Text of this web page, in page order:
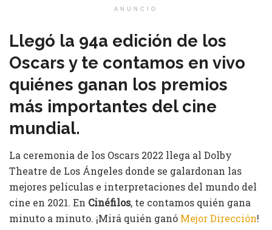
ANUNCIO
Llegó la 94a edición de los
Oscars y te contamos en vivo
quiénes ganan los premios
más importantes del cine
mundial.
La ceremonia de los Oscars 2022 llega al Dolby
Theatre de Los Ángeles donde se galardonan las
mejores películas e interpretaciones del mundo del
cine en 2021. En Cinéfilos, te contamos quién gana
minuto a minuto. ¡Mirá quién ganó Mejor Dirección!